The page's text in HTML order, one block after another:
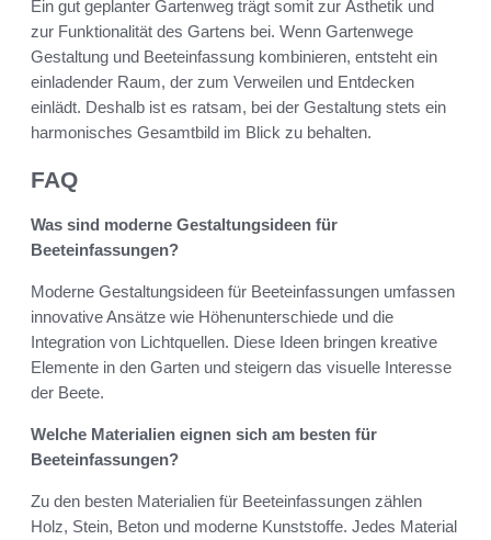
Ein gut geplanter Gartenweg trägt somit zur Ästhetik und
zur Funktionalität des Gartens bei. Wenn Gartenwege
Gestaltung und Beeteinfassung kombinieren, entsteht ein
einladender Raum, der zum Verweilen und Entdecken
einlädt. Deshalb ist es ratsam, bei der Gestaltung stets ein
harmonisches Gesamtbild im Blick zu behalten.
FAQ
Was sind moderne Gestaltungsideen für
Beeteinfassungen?
Moderne Gestaltungsideen für Beeteinfassungen umfassen
innovative Ansätze wie Höhenunterschiede und die
Integration von Lichtquellen. Diese Ideen bringen kreative
Elemente in den Garten und steigern das visuelle Interesse
der Beete.
Welche Materialien eignen sich am besten für
Beeteinfassungen?
Zu den besten Materialien für Beeteinfassungen zählen
Holz, Stein, Beton und moderne Kunststoffe. Jedes Material